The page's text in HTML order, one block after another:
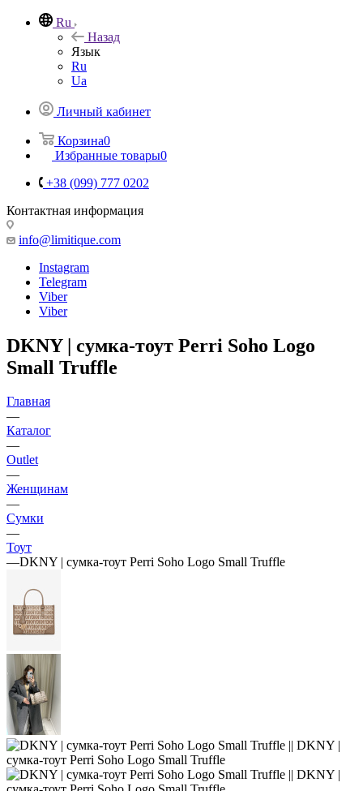
Ru
Назад
Язык
Ru
Ua
Личный кабинет
Корзина0
Избранные товары0
+38 (099) 777 0202
Контактная информация
info@limitique.com
Instagram
Telegram
Viber
Viber
DKNY | сумка-тоут Perri Soho Logo
Small Truffle
Главная
—
Каталог
—
Outlet
—
Женщинам
—
Сумки
—
Тоут
—DKNY | сумка-тоут Perri Soho Logo Small Truffle